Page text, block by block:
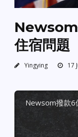
Newsom
住宿問題
Yingying 17
newsom撥款